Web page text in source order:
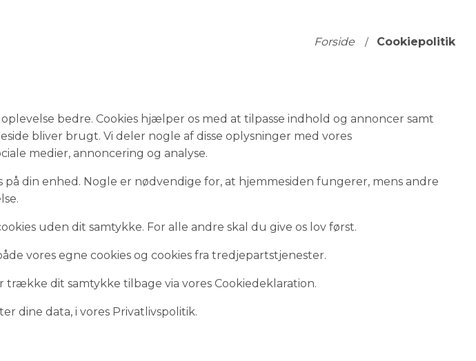
Forside Cookiepolitik
bedre. Cookies hjælper os med at tilpasse indhold og annoncer samt
bliver brugt. Vi deler nogle af disse oplysninger med vores
medier, annoncering og analyse.
på din enhed. Nogle er nødvendige for, at hjemmesiden fungerer, mens andre
uden dit samtykke. For alle andre skal du give os lov først.
vores egne cookies og cookies fra tredjepartstjenester.
dit samtykke tilbage via vores Cookiedeklaration.
dine data, i vores Privatlivspolitik.